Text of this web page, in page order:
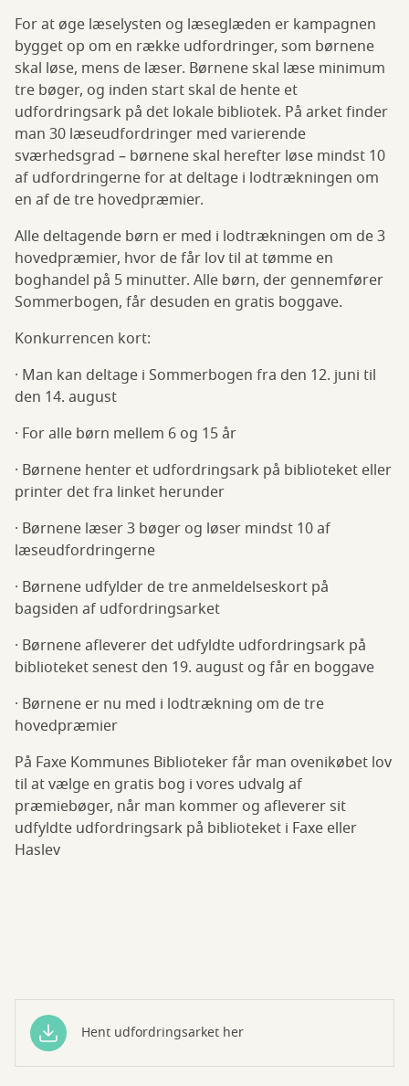
For at øge læselysten og læseglæden er kampagnen
bygget op om en række udfordringer, som børnene
skal løse, mens de læser. Børnene skal læse minimum
tre bøger, og inden start skal de hente et
udfordringsark på det lokale bibliotek. På arket finder
man 30 læseudfordringer med varierende
sværhedsgrad – børnene skal herefter løse mindst 10
af udfordringerne for at deltage i lodtrækningen om
en af de tre hovedpræmier.
Alle deltagende børn er med i lodtrækningen om de 3
hovedpræmier, hvor de får lov til at tømme en
boghandel på 5 minutter. Alle børn, der gennemfører
Sommerbogen, får desuden en gratis boggave.
Konkurrencen kort:
· Man kan deltage i Sommerbogen fra den 12. juni til
den 14. august
· For alle børn mellem 6 og 15 år
· Børnene henter et udfordringsark på biblioteket eller
printer det fra linket herunder
· Børnene læser 3 bøger og løser mindst 10 af
læseudfordringerne
· Børnene udfylder de tre anmeldelseskort på
bagsiden af udfordringsarket
· Børnene afleverer det udfyldte udfordringsark på
biblioteket senest den 19. august og får en boggave
· Børnene er nu med i lodtrækning om de tre
hovedpræmier
På Faxe Kommunes Biblioteker får man ovenikøbet lov
til at vælge en gratis bog i vores udvalg af
præmiebøger, når man kommer og afleverer sit
udfyldte udfordringsark på biblioteket i Faxe eller
Haslev
Hent udfordringsarket her